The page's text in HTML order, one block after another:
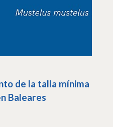
de la talla mínima
Baleares